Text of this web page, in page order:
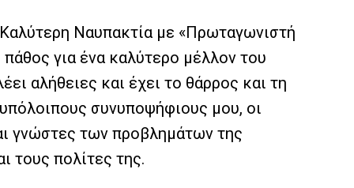
Ναυπακτία με «Πρωταγωνιστή
για ένα καλύτερο μέλλον του
αλήθειες και έχει το θάρρος και τη
συνυποψήφιους μου, οι
γνώστες των προβλημάτων της
τους πολίτες της.